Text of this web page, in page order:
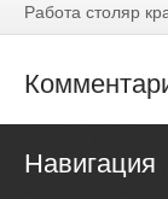
Работа столяр
Навигация